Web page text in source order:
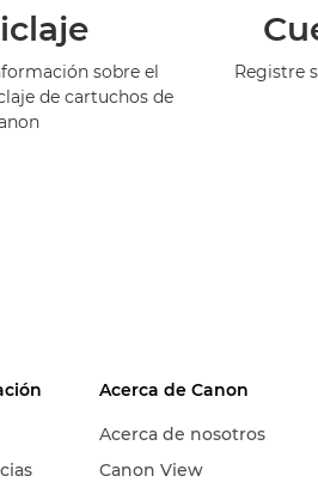
sobre el
de cartuchos de
Registre
Acerca de Canon
Acerca de nosotros
Canon View